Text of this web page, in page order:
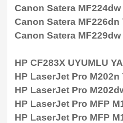
Canon Satera MF224dw
Canon Satera MF226dn
Canon Satera MF229dw
HP CF283X UYUMLU
HP LaserJet Pro M202n
HP LaserJet Pro
HP LaserJet Pro MFP
HP LaserJet Pro MFP